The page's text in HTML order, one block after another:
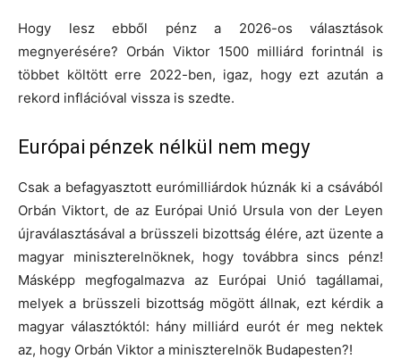
Hogy lesz ebből pénz a 2026-os választások
megnyerésére? Orbán Viktor 1500 milliárd forintnál is
többet költött erre 2022-ben, igaz, hogy ezt azután a
rekord inflációval vissza is szedte.
Európai pénzek nélkül nem megy
Csak a befagyasztott eurómilliárdok húznák ki a csávából
Orbán Viktort, de az Európai Unió Ursula von der Leyen
újraválasztásával a brüsszeli bizottság élére, azt üzente a
magyar miniszterelnöknek, hogy továbbra sincs pénz!
Másképp megfogalmazva az Európai Unió tagállamai,
melyek a brüsszeli bizottság mögött állnak, ezt kérdik a
magyar választóktól: hány milliárd eurót ér meg nektek
az, hogy Orbán Viktor a miniszterelnök Budapesten?!